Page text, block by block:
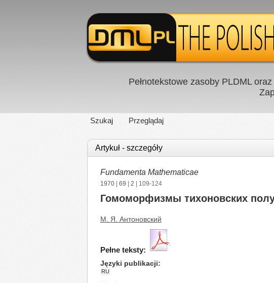
Pełnotekstowe zasoby PLDML
Szukaj Przeglądaj
Artykuł - szczegóły
Fundamenta Mathematicae
1970 69 2 | 109-124
Гомоморфизмы тихоновских
М. Я. Антоновский
Pełne teksty:
Języki publikacji
RU